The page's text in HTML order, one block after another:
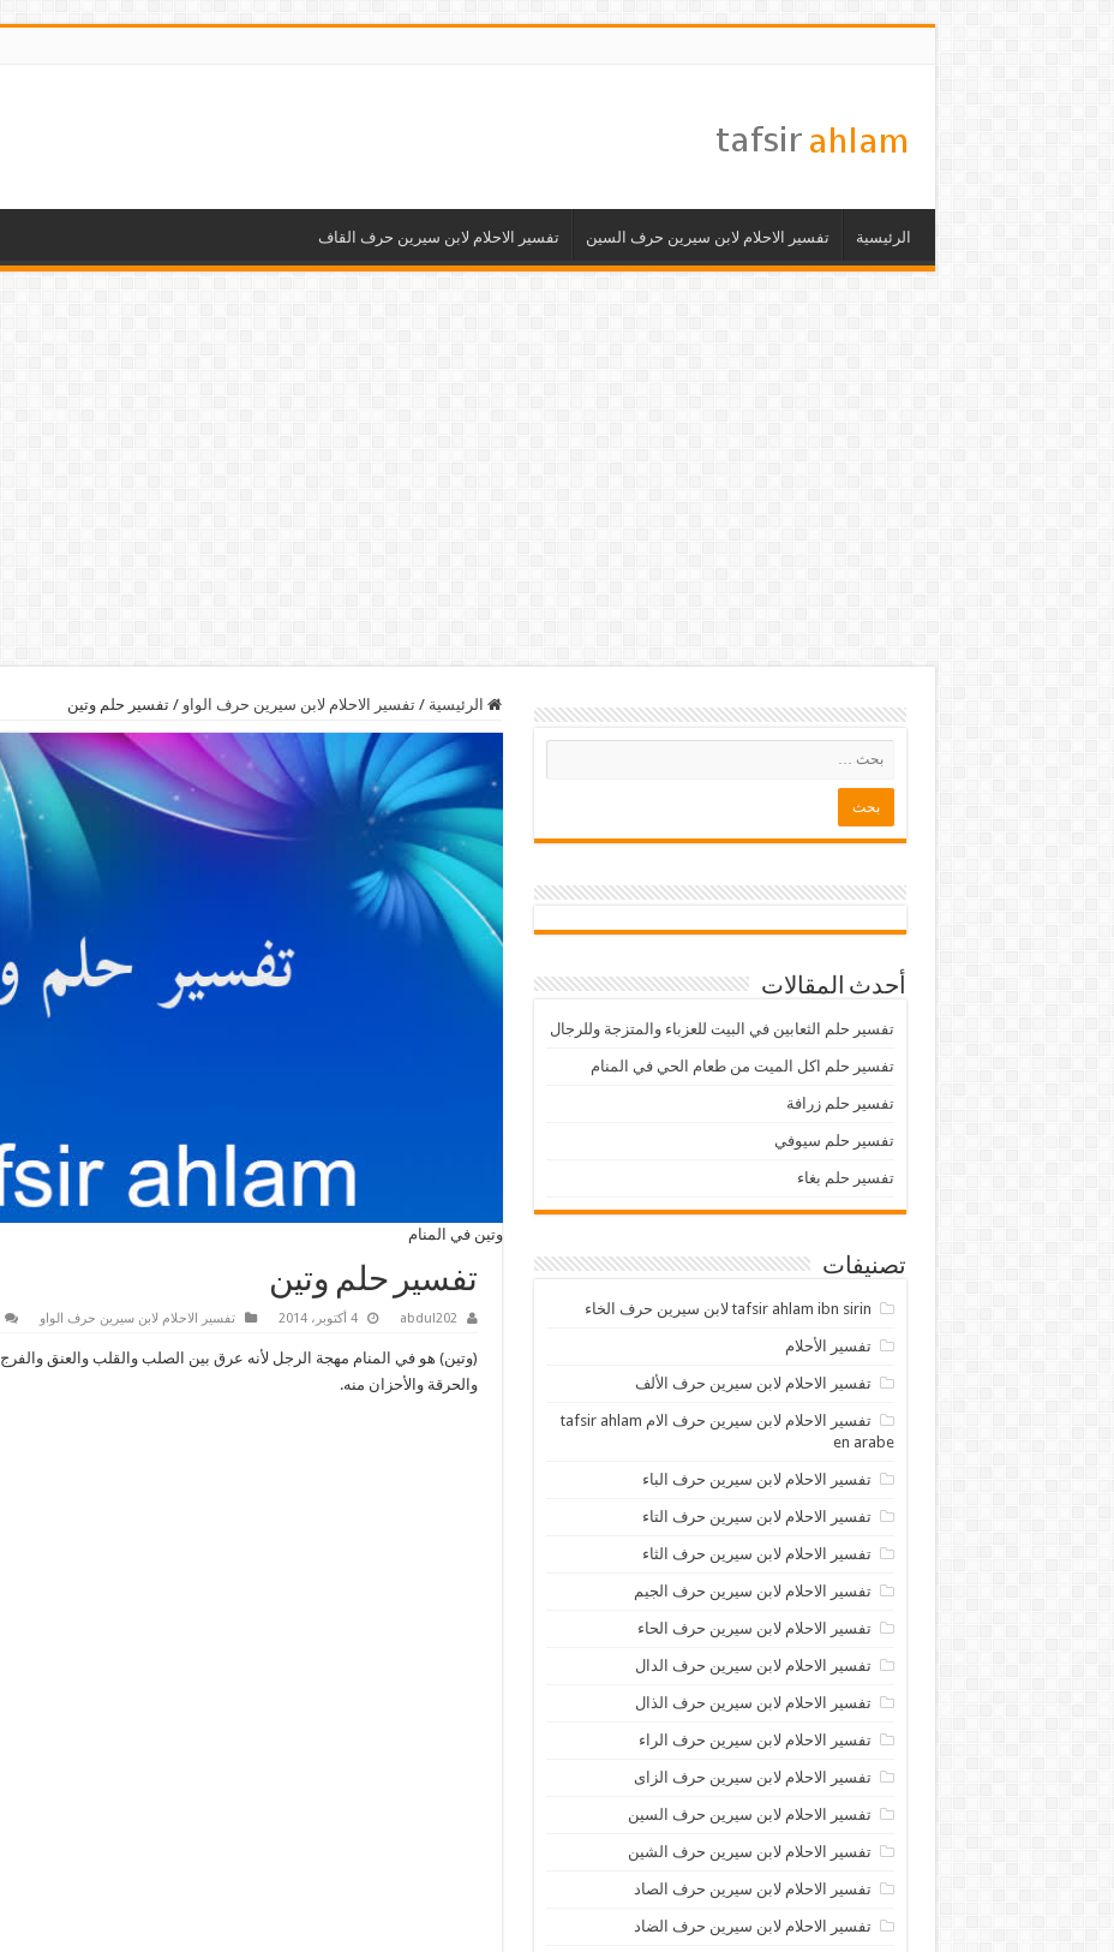
الرئيسية تفسير الاحلام لابن سيرين حرف السين تفسير الاحلام لابن سيرين حرف القاف
الرئيسية / تفسير الاحلام لابن سيرين حرف الواو / تفسير حلم وتين
وتين في المنام
تفسير حلم وتين
abdul202 4 أكتوبر، 2014 تفسير الاحلام لابن سيرين حرف الواو
(وتين) هو في المنام مهجة الرجل لأنه عرق بين الصلب والقلب والعنق والفرج
والحرقة والأحزان منه.
أحدث المقالات
تفسير حلم الثعابين في البيت للعزباء والمتزجة وللرجال
تفسير حلم اكل الميت من طعام الحي في المنام
تفسير حلم زرافة
تفسير حلم سيوفي
تفسير حلم بغاء
تصنيفات
tafsir ahlam ibn sirin لابن سيرين حرف الخاء
تفسير الأحلام
تفسير الاحلام لابن سيرين حرف الألف
تفسير الاحلام لابن سيرين حرف الام tafsir ahlam
en arabe
تفسير الاحلام لابن سيرين حرف الباء
تفسير الاحلام لابن سيرين حرف التاء
تفسير الاحلام لابن سيرين حرف الثاء
تفسير الاحلام لابن سيرين حرف الجيم
تفسير الاحلام لابن سيرين حرف الحاء
تفسير الاحلام لابن سيرين حرف الدال
تفسير الاحلام لابن سيرين حرف الذال
تفسير الاحلام لابن سيرين حرف الراء
تفسير الاحلام لابن سيرين حرف الزاى
تفسير الاحلام لابن سيرين حرف السين
تفسير الاحلام لابن سيرين حرف الشين
تفسير الاحلام لابن سيرين حرف الصاد
تفسير الاحلام لابن سيرين حرف الضاد